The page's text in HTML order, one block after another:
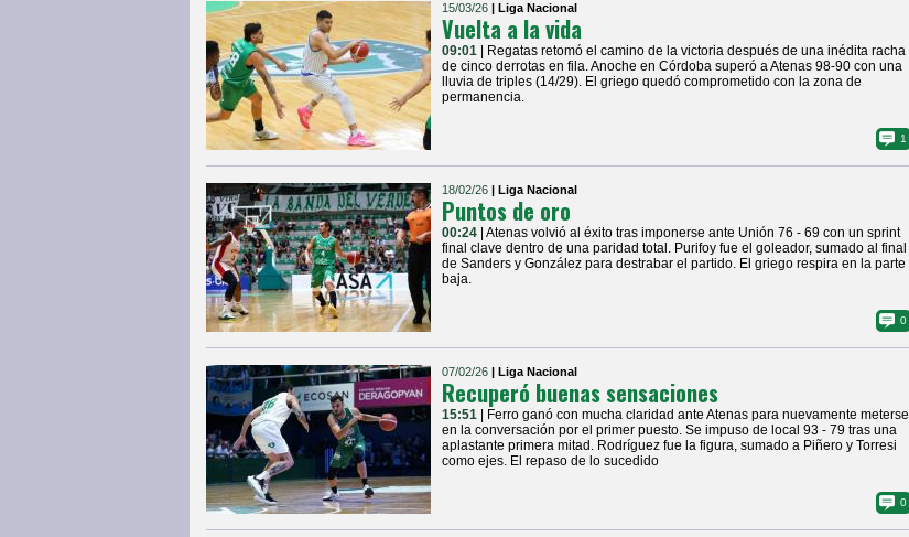
15/03/26 | Liga Nacional
Vuelta a la vida
09:01
| Regatas retomó el camino de la victoria después de una inédita racha
de cinco derrotas en fila. Anoche en Córdoba superó a Atenas 98-90 con una
lluvia de triples (14/29). El griego quedó comprometido con la zona de
permanencia.
1
18/02/26 | Liga Nacional
Puntos de oro
00:24 | Atenas volvió al éxito tras imponerse ante Unión 76 - 69 con un sprint
final clave dentro de una paridad total. Purifoy fue el goleador, sumado al final
de Sanders y González para destrabar el partido. El griego respira en la parte
baja.
0
07/02/26 | Liga Nacional
Recuperó buenas sensaciones
15:51
| Ferro ganó con mucha claridad ante Atenas para nuevamente meterse
en la conversación por el primer puesto. Se impuso de local 93 - 79 tras una
aplastante primera mitad. Rodríguez fue la figura, sumado a Piñero y Torresi
como ejes. El repaso de lo sucedido
0